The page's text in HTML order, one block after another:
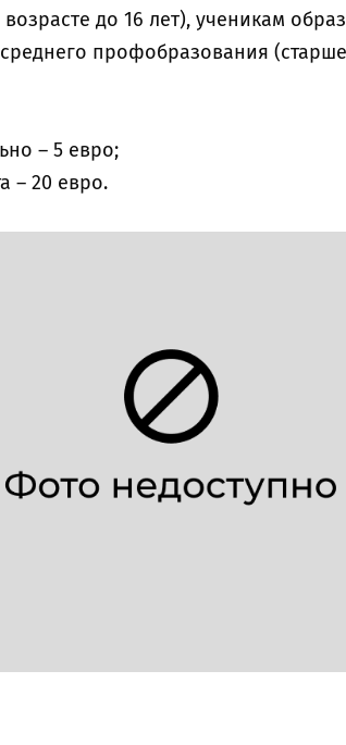
до 16 лет), ученикам
профобразования (старше
– 5 евро;
– 20 евро.